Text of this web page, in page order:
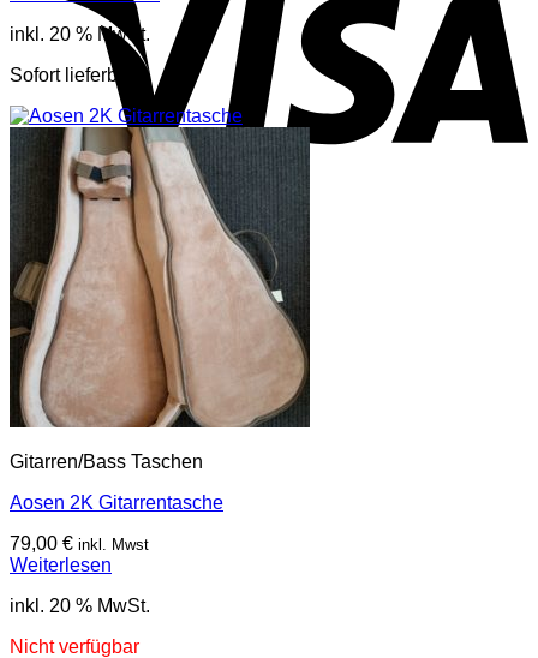
inkl. 20 % MwSt.
Sofort lieferbar
Gitarren/Bass Taschen
Aosen 2K Gitarrentasche
79,00 € inkl. Mwst
Weiterlesen
inkl. 20 % MwSt.
Nicht verfügbar